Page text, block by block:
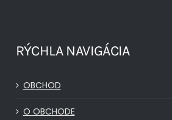
RÝCHLA NAVIGÁCIA
OBCHOD
O OBCHODE